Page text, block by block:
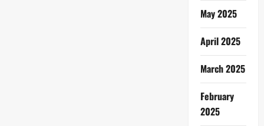
May 2025
April 2025
March 2025
February
2025